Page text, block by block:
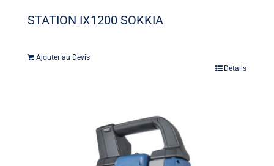
STATION IX1200 SOKKIA
Ajouter au Devis
Détails